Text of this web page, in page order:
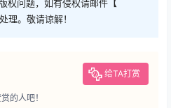
权问题，如有侵权请邮件【
理。敬请谅解！
给TA打赏
的人吧！